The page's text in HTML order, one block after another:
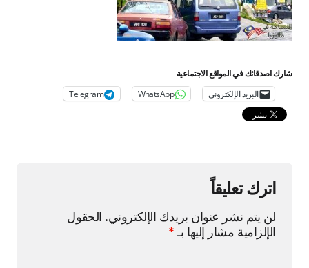
شارك اصدقائك في المواقع الاجتماعية
البريد الإلكتروني WhatsApp
Telegram
اترك تعليقاً
لن يتم نشر عنوان بريدك الإلكتروني. الحقول
الإلزامية مشار إليها بـ *